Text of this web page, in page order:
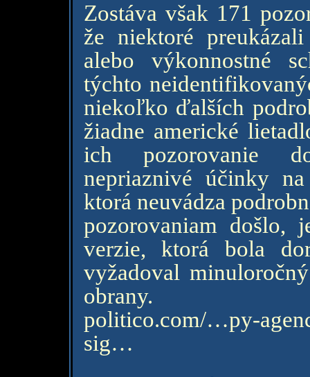
Zostáva však 171
že niektoré
alebo výkonnostné
týchto
niekoľko ďalších
žiadne americké
ich pozorovanie
nepriaznivé účinky
ktorá neuvádza
pozorovaniam došlo,
verzie, ktorá bola
vyžadoval
obrany.
politico.com/…py-
sig…